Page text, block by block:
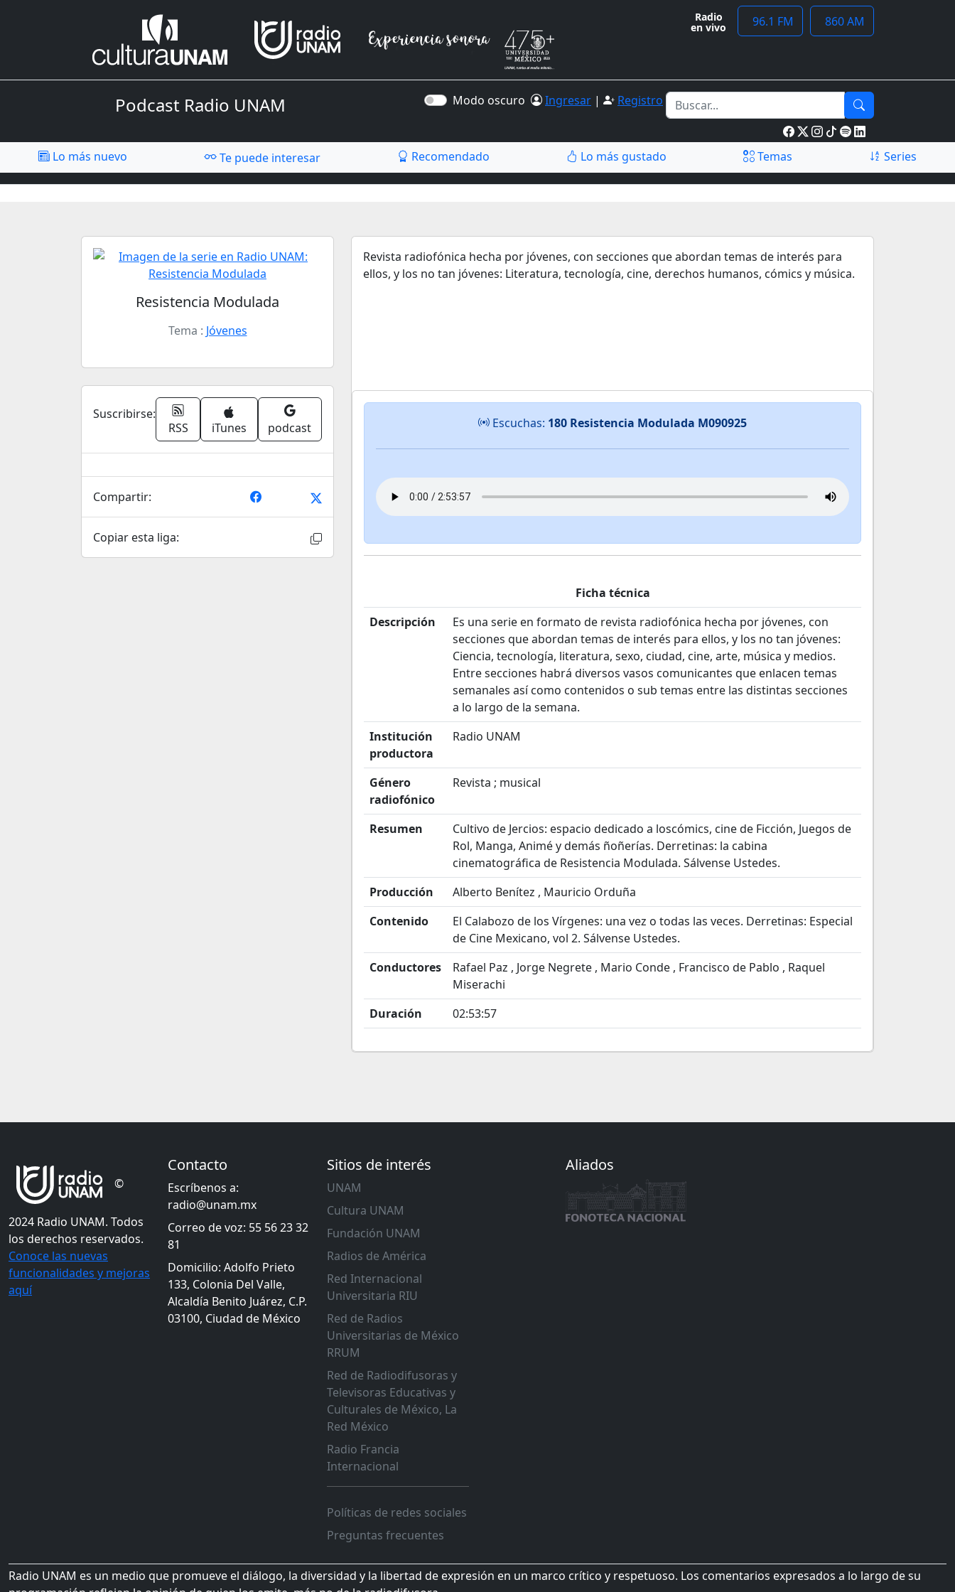
Radio
en vivo 96.1 FM 860 AM
Podcast Radio UNAM Modo oscuro Ingresar | Registro
Lo más nuevo Te puede interesar Recomendado Lo más gustado Temas Series
Resistencia Modulada
Tema : Jóvenes
Suscribirse:
RSS
iTunes podcast
Compartir:
Copiar esta liga:
Revista radiofónica hecha por jóvenes, con secciones que abordan temas de interés para
ellos, y los no tan jóvenes: Literatura, tecnología, cine, derechos humanos, cómics y música.
Escuchas: 180 Resistencia Modulada M090925
Ficha técnica
Descripción
Es una serie en formato de revista radiofónica hecha por jóvenes, con
secciones que abordan temas de interés para ellos, y los no tan jóvenes:
Ciencia, tecnología, literatura, sexo, ciudad, cine, arte, música y medios.
Entre secciones habrá diversos vasos comunicantes que enlacen temas
semanales así como contenidos o sub temas entre las distintas secciones
a lo largo de la semana.
Institución
productora
Radio UNAM
Género
radiofónico
Revista ; musical
Resumen
Cultivo de Jercios: espacio dedicado a loscómics, cine de Ficción, Juegos de
Rol, Manga, Animé y demás ñoñerías. Derretinas: la cabina
cinematográfica de Resistencia Modulada. Sálvense Ustedes.
Producción
Alberto Benítez , Mauricio Orduña
Contenido
El Calabozo de los Vírgenes: una vez o todas las veces. Derretinas: Especial
de Cine Mexicano, vol 2. Sálvense Ustedes.
Conductores
Rafael Paz , Jorge Negrete , Mario Conde , Francisco de Pablo , Raquel
Miserachi
Duración
02:53:57
©
2024 Radio UNAM. Todos
los derechos reservados.
Conoce las nuevas
funcionalidades y mejoras
aquí
Contacto
Escríbenos a:
radio@unam.mx
Correo de voz: 55 56 23 32
81
Domicilio: Adolfo Prieto
133, Colonia Del Valle,
Alcaldía Benito Juárez, C.P.
03100, Ciudad de México
Sitios de interés
UNAM
Cultura UNAM
Fundación UNAM
Radios de América
Red Internacional
Universitaria RIU
Red de Radios
Universitarias de México
RRUM
Red de Radiodifusoras y
Televisoras Educativas y
Culturales de México, La
Red México
Radio Francia
Internacional
Políticas de redes sociales
Preguntas frecuentes
Aliados
Radio UNAM es un medio que promueve el diálogo, la diversidad y la libertad de expresión en un marco crítico y respetuoso. Los comentarios expresados a lo largo de su